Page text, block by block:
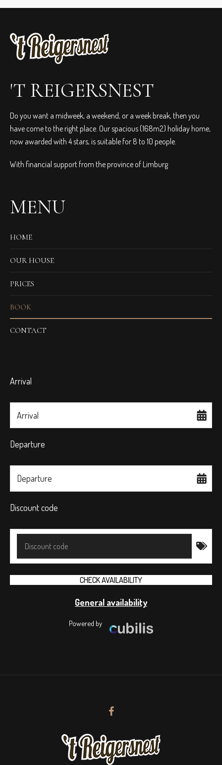
'T REIGERSNEST
Do you want a midweek, a weekend, or a week break, then you
have come to the right place. Our spacious (168m2) holiday home,
now awarded with 4 stars, is suitable for 8 to 10 people.
With financial support from the province of Limburg
MENU
HOME
OUR HOUSE
PRICES
BOOK
CONTACT
Arrival
Arrival
Departure
Departure
Discount code
General availability
Powered by